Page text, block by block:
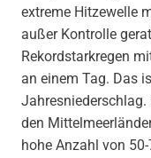
extreme Hitzewelle
außer Kontrolle
Rekordstarkregen
an einem Tag. Das
den
hohe Anzahl von